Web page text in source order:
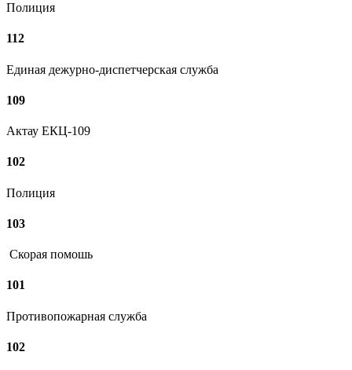
Полиция
112
Единая дежурно-диспетчерская служба
109
Актау ЕКЦ-109
102
Полиция
103
Скорая помошь
101
Противопожарная служба
102